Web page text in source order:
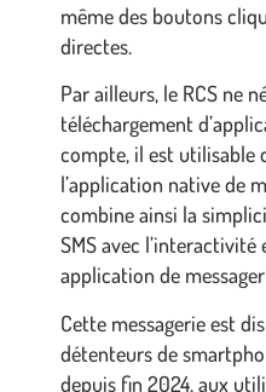
même des boutons
directes.
Par ailleurs, le RCS ne
téléchargement
compte, il est utilisable
l’application native de
combine ainsi la
SMS avec l’interactivité
application de
Cette messagerie est
détenteurs de
depuis fin 2024, aux